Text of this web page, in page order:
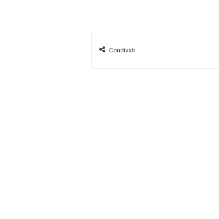
Condividi